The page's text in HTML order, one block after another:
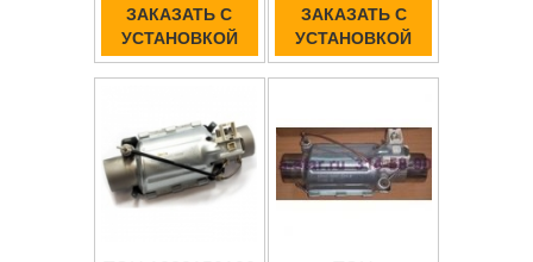
ЗАКАЗАТЬ С
УСТАНОВКОЙ
ЗАКАЗАТЬ С
УСТАНОВКОЙ